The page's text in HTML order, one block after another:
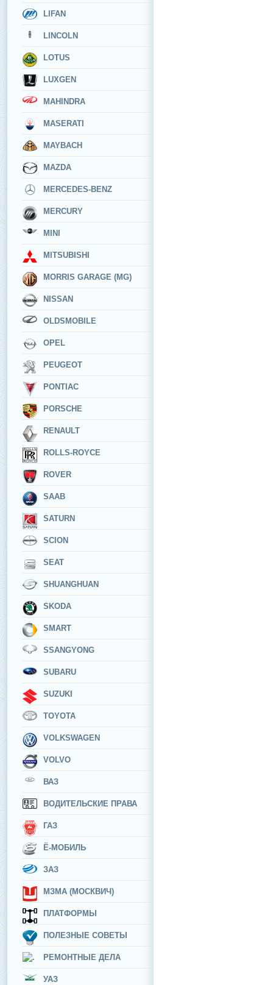
LIFAN
LINCOLN
LOTUS
LUXGEN
MAHINDRA
MASERATI
MAYBACH
MAZDA
MERCEDES-BENZ
MERCURY
MINI
MITSUBISHI
MORRIS GARAGE (MG)
NISSAN
OLDSMOBILE
OPEL
PEUGEOT
PONTIAC
PORSCHE
RENAULT
ROLLS-ROYCE
ROVER
SAAB
SATURN
SCION
SEAT
SHUANGHUAN
SKODA
SMART
SSANGYONG
SUBARU
SUZUKI
TOYOTA
VOLKSWAGEN
VOLVO
ВАЗ
ВОДИТЕЛЬСКИЕ ПРАВА
ГАЗ
Ё-МОБИЛЬ
ЗАЗ
МЗМА (МОСКВИЧ)
ПЛАТФОРМЫ
ПОЛЕЗНЫЕ СОВЕТЫ
РЕМОНТНЫЕ ДЕЛА
УАЗ